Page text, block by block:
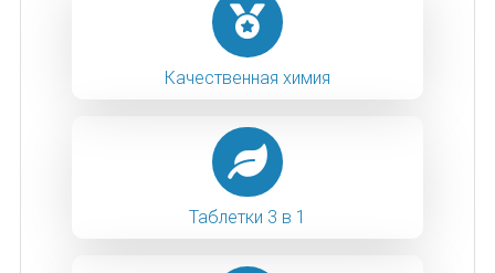
Качественная химия
Таблетки 3 в 1